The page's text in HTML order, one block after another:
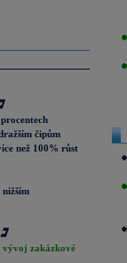
čipům
než 100% růst
vývoj zakázkové